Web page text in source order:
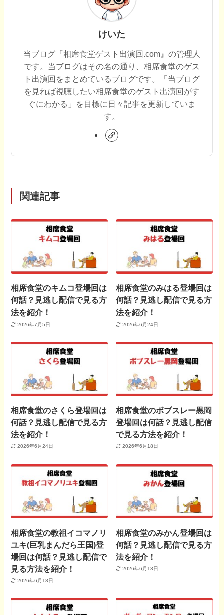
けいた
当ブログ『相席食堂ゲスト出演回.com』の管理人
です。当ブログはその名の通り、相席食堂のゲス
ト出演回をまとめているブログです。「当ブログ
を見れば視聴したい相席食堂のゲスト出演回がす
ぐにわかる」を目標に日々記事を更新していま
す。
関連記事
相席食堂のキムコ登場回は
何話？見逃し配信で見る方
法を紹介！
2026年7月5日
相席食堂のみはる登場回は
何話？見逃し配信で見る方
法を紹介！
2026年6月24日
相席食堂のさくら登場回は
何話？見逃し配信で見る方
法を紹介！
2026年6月24日
相席食堂のボブスレー黒岡
登場回は何話？見逃し配信
で見る方法を紹介！
2026年6月18日
相席食堂の教祖イコマノリ
ユキ(巨乳まんだら王国)登
場回は何話？見逃し配信で
見る方法を紹介！
2026年6月18日
相席食堂のみかん登場回は
何話？見逃し配信で見る方
法を紹介！
2026年6月13日